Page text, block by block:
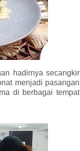
hadirnya secangkir
menjadi pasangan
di berbagai tempat